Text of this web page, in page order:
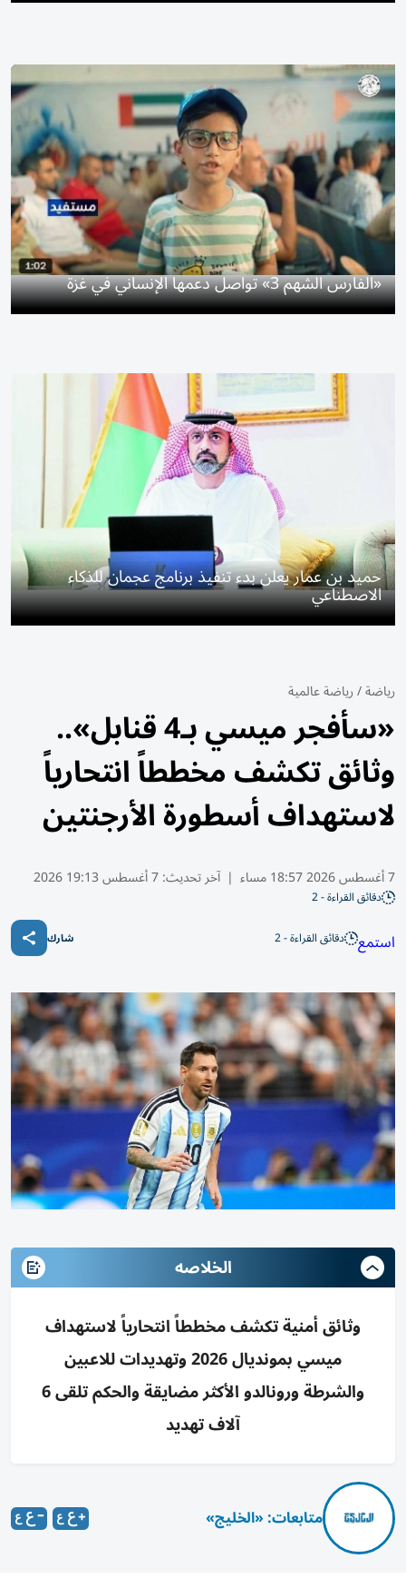
«الفارس الشهم 3» تواصل دعمها الإنساني في غزة
حميد بن عمار يعلن بدء تنفيذ برنامج عجمان للذكاء
الاصطناعي
رياضة/رياضة عالمية
«سأفجر ميسي بـ4 قنابل»..
وثائق تكشف مخططاً انتحارياً
لاستهداف أسطورة الأرجنتين
7 أغسطس 2026 18:57 مساء | آخر تحديث:7 أغسطس 19:13 2026
دقائق القراءة - 2
استمع دقائق القراءة - 2 شارك
الخلاصه
وثائق أمنية تكشف مخططاً انتحارياً لاستهداف
ميسي بمونديال 2026 وتهديدات للاعبين
والشرطة ورونالدو الأكثر مضايقة والحكم تلقى 6
آلاف تهديد
متابعات: «الخليج»